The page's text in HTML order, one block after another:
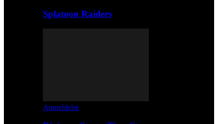
Splatoon Raiders
Anmeldelse